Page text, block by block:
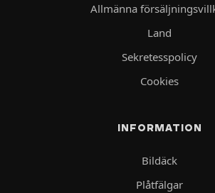
Allmänna
Land
Sekretesspolicy
Cookies
INFORMATION
Bildäck
Plåtfälgar